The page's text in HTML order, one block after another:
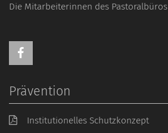
Die Mitarbeiterinnen des Pastoralbüros
Prävention
Institutionelles Schutzkonzept